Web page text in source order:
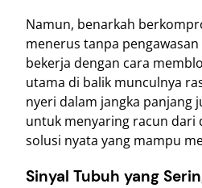
Namun, benarkah
menerus tanpa
bekerja dengan cara
utama di balik munculnya
nyeri dalam jangka panjang
untuk menyaring racun dari
solusi nyata yang mampu
Sinyal Tubuh yang